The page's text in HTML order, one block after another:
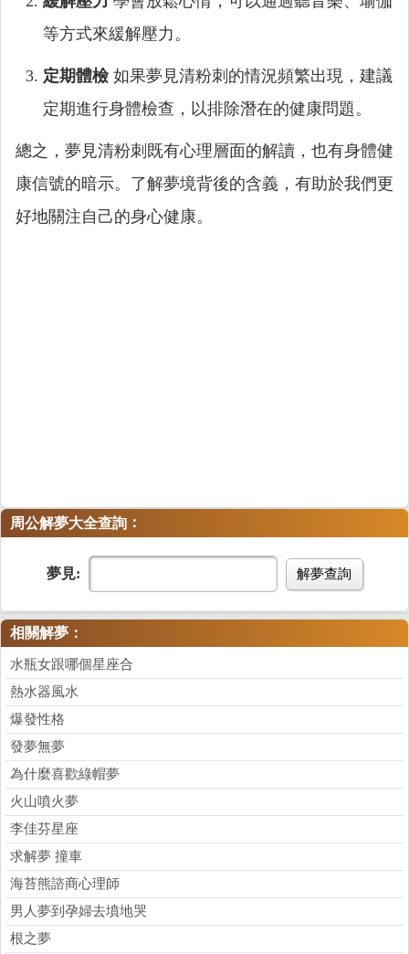
等方式來緩解壓力。
定期體檢如果夢見清粉刺的情況頻繁出現，建議
定期進行身體檢查，以排除潛在的健康問題。
總之，夢見清粉刺既有心理層面的解讀，也有身體健
康信號的暗示。了解夢境背後的含義，有助於我們更
好地關注自己的身心健康。
周公解夢大全查詢 ：
夢見: 解夢查詢
相關解夢：
水瓶女跟哪個星座合
熱水器風水
爆發性格
發夢無夢
為什麼喜歡綠帽夢
火山噴火夢
李佳芬星座
求解夢 撞車
海苔熊諮商心理師
男人夢到孕婦去墳地哭
根之夢